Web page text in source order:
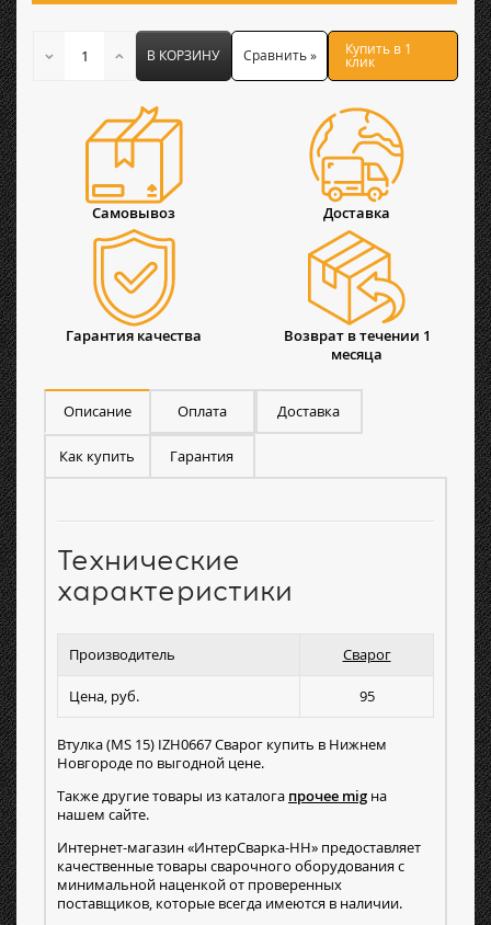
В КОРЗИНУ Сравнить » Купить в 1
клик
Самовывоз Доставка
Гарантия качества
Возврат в течении 1
месяца
Описание Оплата Доставка
Как купить Гарантия
Технические
характеристики
Производитель Сварог
Цена, руб. 95
Втулка (MS 15) IZH0667 Сварог купить в Нижнем
Новгороде по выгодной цене.
Также другие товары из каталога прочее mig на
нашем сайте.
Интернет-магазин «ИнтерСварка-НН» предоставляет
качественные товары сварочного оборудования с
минимальной наценкой от проверенных
поставщиков, которые всегда имеются в наличии.